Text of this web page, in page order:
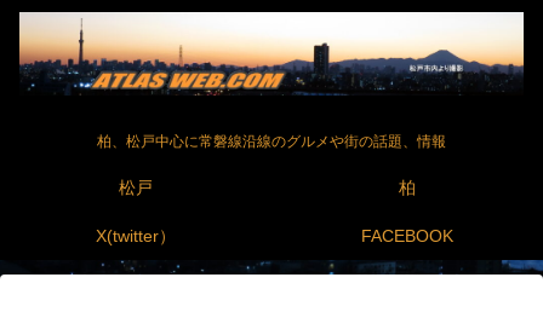
柏、松戸中心に常磐線沿線のグルメや街の話題、情報
松戸 柏
X(twitter） FACEBOOK